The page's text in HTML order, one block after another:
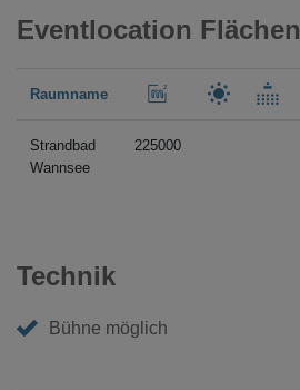
Eventlocation Flächen
Raumname
Strandbad
Wannsee
225000
Technik
Bühne möglich